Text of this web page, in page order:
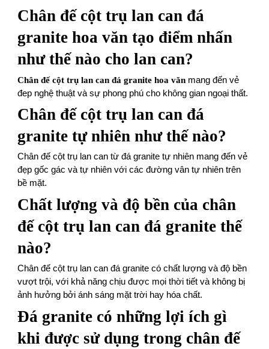
Chân đế cột trụ lan can đá
granite hoa văn tạo điểm nhấn
như thế nào cho lan can?
Chân đế cột trụ lan can đá granite hoa văn mang đến vẻ
đep nghệ thuật và sự phong phú cho không gian ngoại thất.
Chân đế cột trụ lan can đá
granite tự nhiên như thế nào?
Chân đế cột trụ lan can từ đá granite tự nhiên mang đến vẻ
đẹp gốc gác và tự nhiên với các đường vân tự nhiên trên
bề mặt.
Chất lượng và độ bền của chân
đế cột trụ lan can đá granite thế
nào?
Chân đế cột trụ lan can đá granite có chất lượng và độ bền
vượt trội, với khả năng chịu được mọi thời tiết và không bị
ảnh hưởng bởi ánh sáng mặt trời hay hóa chất.
Đá granite có những lợi ích gì
khi được sử dụng trong chân đế